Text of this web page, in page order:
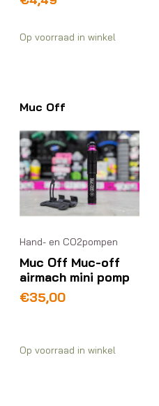
Op voorraad in winkel
Muc Off
Hand- en CO2pompen
Muc Off Muc-off
airmach mini pomp
€35,00
Op voorraad in winkel